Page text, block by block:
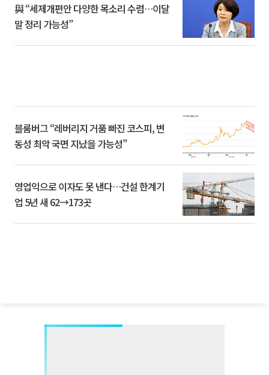
與 “세제개편안 다양한 목소리 수렴…이달
말 정리 가능성”
블룸버그 “레버리지 거품 빠진 코스피, 변
동성 최악 국면 지났을 가능성”
영업익으로 이자도 못 낸다…건설 한계기
업 5년 새 62→173곳